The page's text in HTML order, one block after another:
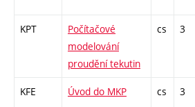
KPT
Počítačové
modelování
proudění tekutin
cs 3
KFE Úvod do MKP cs 3